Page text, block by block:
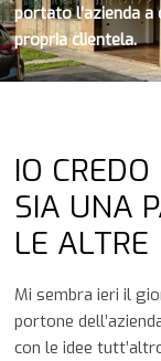
portato l’azienda
propria clientela.
IO CREDO
SIA UNA
LE
Mi sembra ieri il
portone
con le idee